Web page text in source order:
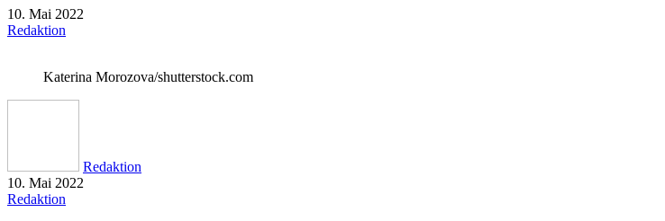
10. Mai 2022
Redaktion
Katerina Morozova/shutterstock.com
Redaktion
10. Mai 2022
Redaktion